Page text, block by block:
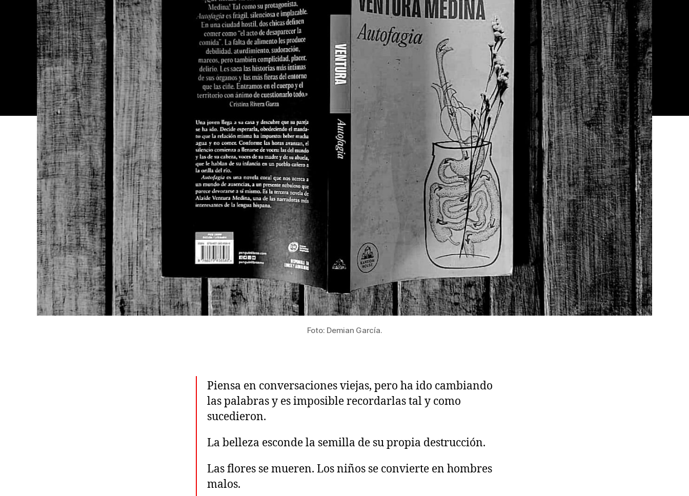
Foto: Demian García.
Piensa en conversaciones viejas, pero ha ido cambiando
las palabras y es imposible recordarlas tal y como
sucedieron.
La belleza esconde la semilla de su propia destrucción.
Las flores se mueren. Los niños se convierte en hombres
malos.